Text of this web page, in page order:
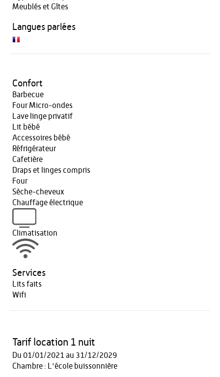
Meublés et Gîtes
Langues parlées
Confort
Barbecue
Four Micro-ondes
Lave linge privatif
Lit bébé
Accessoires bébé
Réfrigérateur
Cafetière
Draps et linges compris
Four
Sèche-cheveux
Chauffage électrique
Climatisation
Services
Lits faits
Wifi
Tarif location 1 nuit
Du 01/01/2021 au 31/12/2029
Chambre : L'école buissonnière